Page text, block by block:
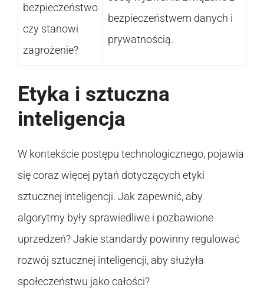
bezpieczeństwo
czy stanowi
zagrożenie?
bezpieczeństwem danych i
prywatnością.
Etyka i sztuczna
inteligencja
W kontekście postępu technologicznego, pojawia
się coraz więcej pytań dotyczących etyki
sztucznej inteligencji. Jak zapewnić, aby
algorytmy były sprawiedliwe i pozbawione
uprzedzeń? Jakie standardy powinny regulować
rozwój sztucznej inteligencji, aby służyła
społeczeństwu jako całości?